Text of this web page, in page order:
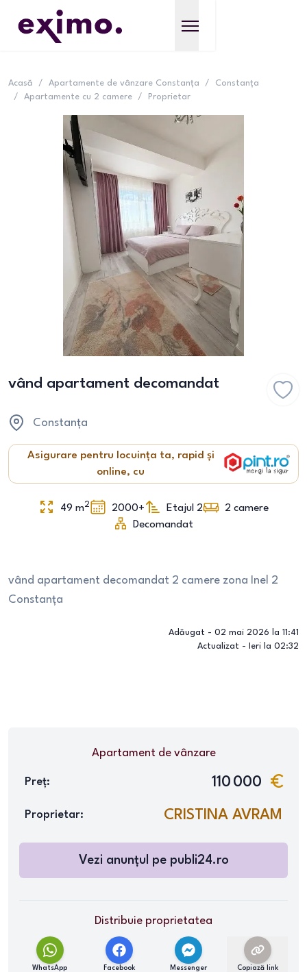
Acasă / Apartamente de vânzare Constanța /
Constanța
/
Apartamente cu 2 camere / Proprietar
vând apartament decomandat
Constanța
Asigurare pentru locuința ta, rapid și
online, cu
49 m2 2000+ Etajul 2 2 camere
Decomandat
vând apartament decomandat 2 camere zona Inel 2
Constanța
Adăugat - 02 mai 2026 la 11:41
Actualizat -
Ieri la 02:32
Apartamentde vânzare
Preț: 110 000
Proprietar: CRISTINA AVRAM
Vezi anunțul pe publi24.ro
Distribuie proprietatea
WhatsApp Facebook Messenger Copiază link